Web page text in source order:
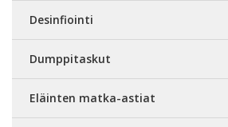
Desinfiointi
Dumppitaskut
Eläinten matka-astiat